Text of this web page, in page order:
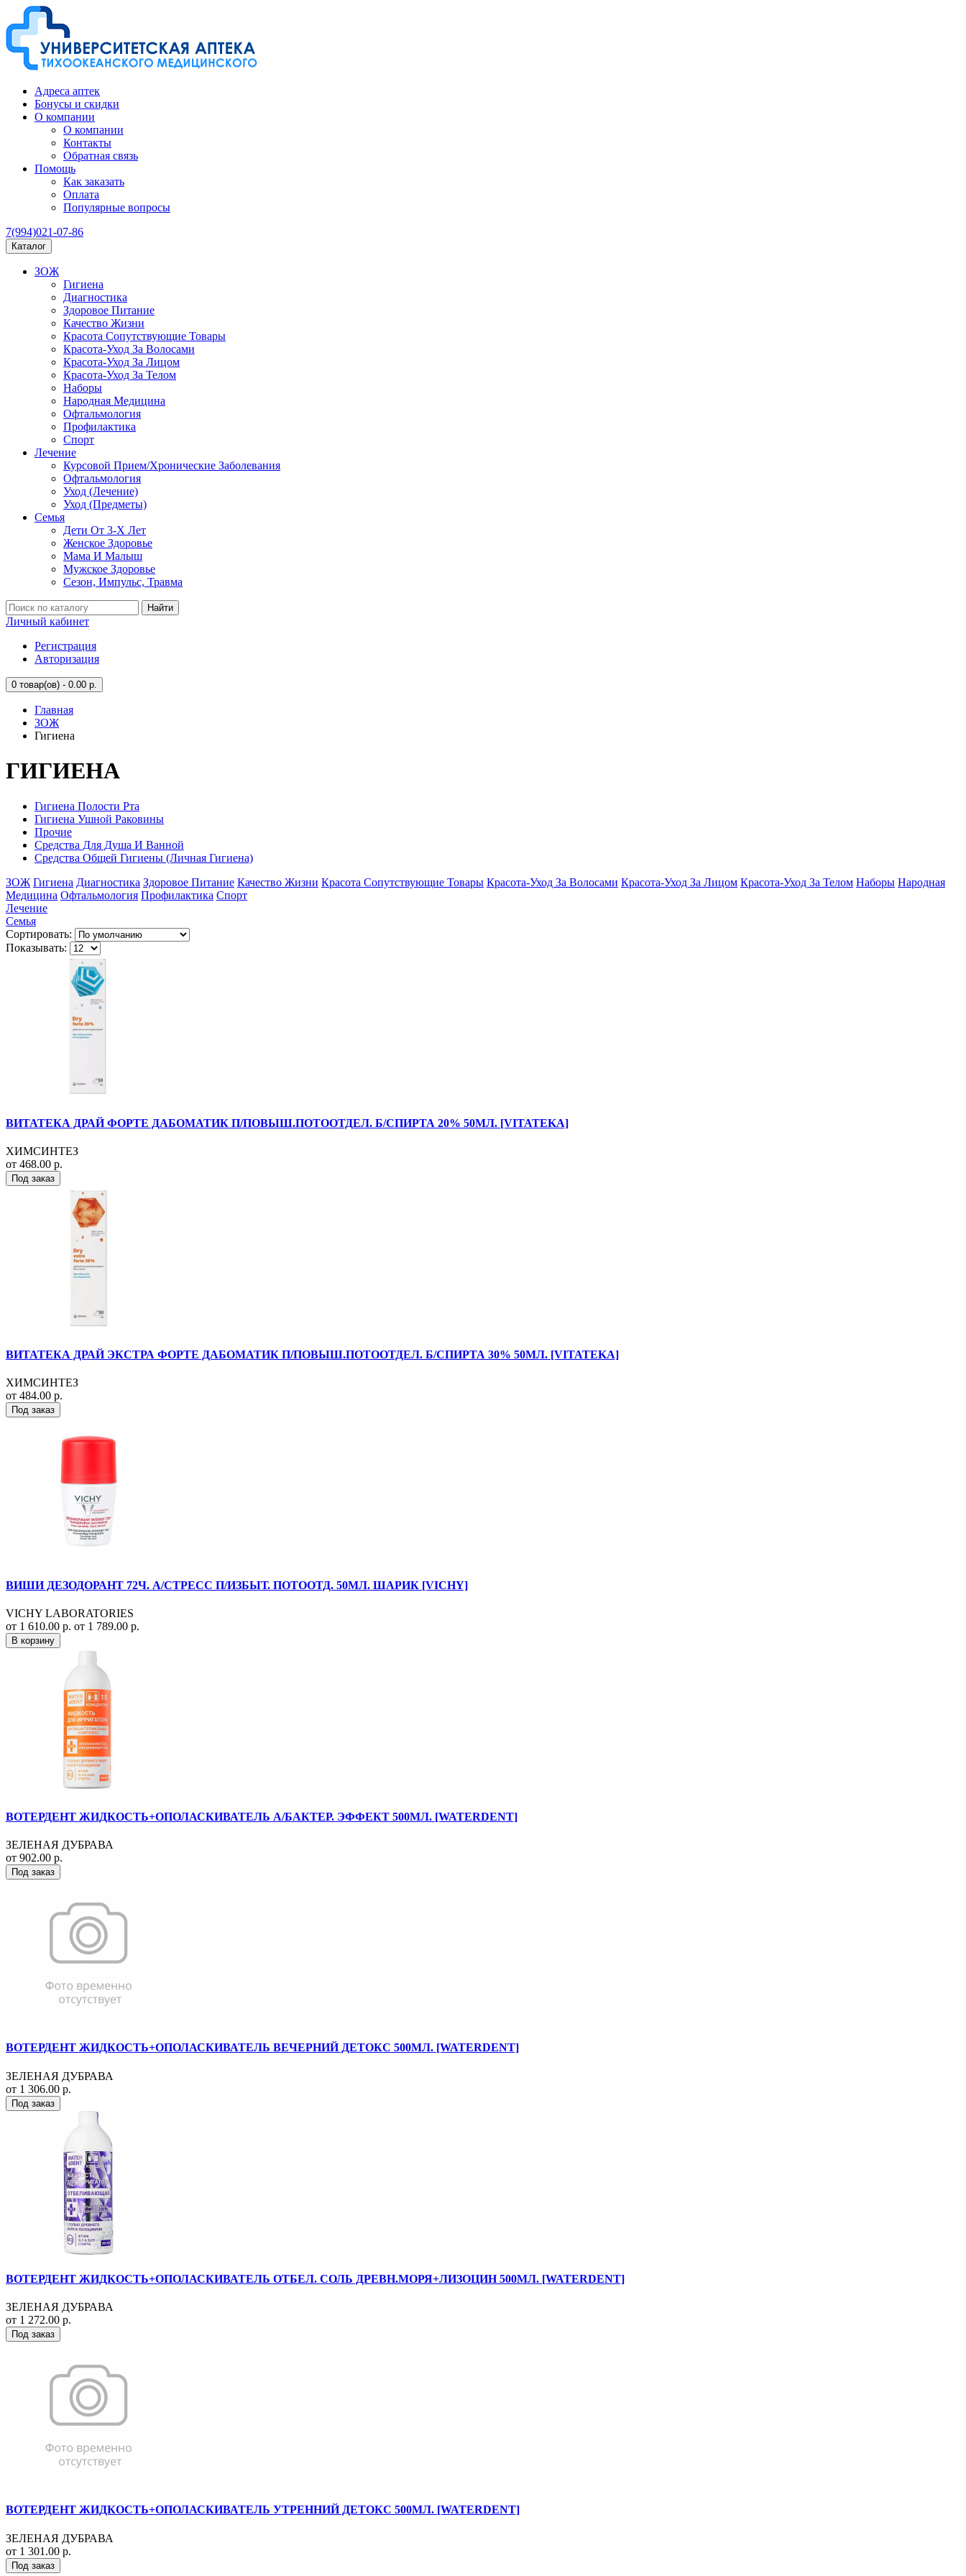
Адреса аптек
Бонусы и скидки
О компании
О компании
Контакты
Обратная связь
Помощь
Как заказать
Оплата
Популярные вопросы
7(994)021-07-86
Каталог
ЗОЖ
Гигиена
Диагностика
Здоровое Питание
Качество Жизни
Красота Сопутствующие Товары
Красота-Уход За Волосами
Красота-Уход За Лицом
Красота-Уход За Телом
Наборы
Народная Медицина
Офтальмология
Профилактика
Спорт
Лечение
Курсовой Прием/Хронические Заболевания
Офтальмология
Уход (Лечение)
Уход (Предметы)
Семья
Дети От 3-Х Лет
Женское Здоровье
Мама И Малыш
Мужское Здоровье
Сезон, Импульс, Травма
Найти
Личный кабинет
Регистрация
Авторизация
0 товар(ов) - 0.00 р.
Главная
ЗОЖ
Гигиена
ГИГИЕНА
Гигиена Полости Рта
Гигиена Ушной Раковины
Прочие
Средства Для Душа И Ванной
Средства Общей Гигиены (Личная Гигиена)
ЗОЖ Гигиена Диагностика Здоровое Питание Качество Жизни Красота Сопутствующие Товары Красота-Уход За Волосами Красота-Уход За Лицом Красота-Уход За Телом Наборы Народная
Медицина Офтальмология Профилактика Спорт
Лечение
Семья
Сортировать:
Показывать:
ВИТАТЕКА ДРАЙ ФОРТЕ ДАБОМАТИК П/ПОВЫШ.ПОТООТДЕЛ. Б/СПИРТА 20% 50МЛ. [VITATEKA]
ХИМСИНТЕЗ
от 468.00 р.
Под заказ
ВИТАТЕКА ДРАЙ ЭКСТРА ФОРТЕ ДАБОМАТИК П/ПОВЫШ.ПОТООТДЕЛ. Б/СПИРТА 30% 50МЛ. [VITATEKA]
ХИМСИНТЕЗ
от 484.00 р.
Под заказ
ВИШИ ДЕЗОДОРАНТ 72Ч. А/СТРЕСС П/ИЗБЫТ. ПОТООТД. 50МЛ. ШАРИК [VICHY]
VICHY LABORATORIES
от 1 610.00 р. от 1 789.00 р.
В корзину
ВОТЕРДЕНТ ЖИДКОСТЬ+ОПОЛАСКИВАТЕЛЬ А/БАКТЕР. ЭФФЕКТ 500МЛ. [WATERDENT]
ЗЕЛЕНАЯ ДУБРАВА
от 902.00 р.
Под заказ
ВОТЕРДЕНТ ЖИДКОСТЬ+ОПОЛАСКИВАТЕЛЬ ВЕЧЕРНИЙ ДЕТОКС 500МЛ. [WATERDENT]
ЗЕЛЕНАЯ ДУБРАВА
от 1 306.00 р.
Под заказ
ВОТЕРДЕНТ ЖИДКОСТЬ+ОПОЛАСКИВАТЕЛЬ ОТБЕЛ. СОЛЬ ДРЕВН.МОРЯ+ЛИЗОЦИН 500МЛ. [WATERDENT]
ЗЕЛЕНАЯ ДУБРАВА
от 1 272.00 р.
Под заказ
ВОТЕРДЕНТ ЖИДКОСТЬ+ОПОЛАСКИВАТЕЛЬ УТРЕННИЙ ДЕТОКС 500МЛ. [WATERDENT]
ЗЕЛЕНАЯ ДУБРАВА
от 1 301.00 р.
Под заказ